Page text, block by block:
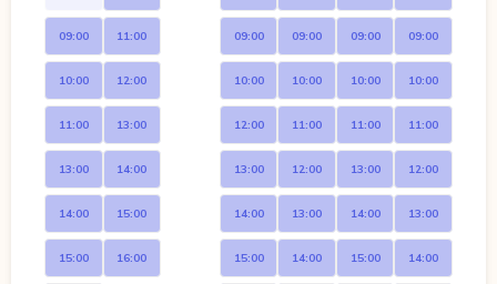
09:00
10:00
11:00
13:00
14:00
15:00
11:00
12:00
13:00
14:00
15:00
16:00
09:00
10:00
12:00
13:00
14:00
15:00
09:00
10:00
11:00
12:00
13:00
14:00
09:00
10:00
11:00
13:00
14:00
15:00
09:00
10:00
11:00
12:00
13:00
14:00